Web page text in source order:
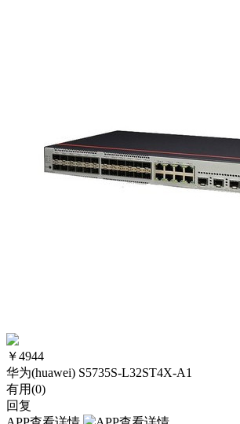
￥4944
华为(huawei) S5735S-L32ST4X-A1
有用(0)
回复